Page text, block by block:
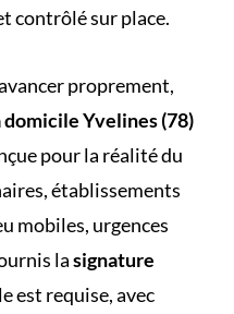
contrôlé sur place.
proprement,
Yvelines (78)
pour la réalité du
établissements
mobiles, urgences
lasignature
est requise, avec